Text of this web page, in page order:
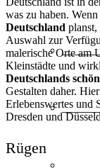
was zu haben.
Deutschland
Auswahl zur
malerische Orte am
Kleinstädte und
Deutschlands
Gestalten daher.
Erlebenswertes und
Dresden und
Rügen